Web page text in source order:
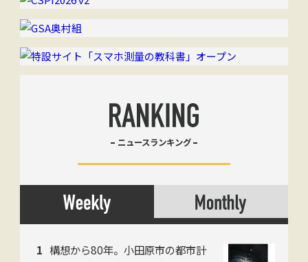
ニュースランキング
構想から80年。小田原市の都市計